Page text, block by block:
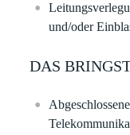
und/oder
DAS